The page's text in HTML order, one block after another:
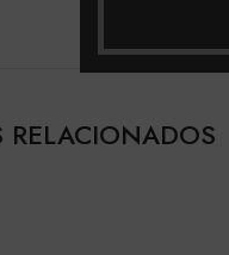
RELACIONADOS